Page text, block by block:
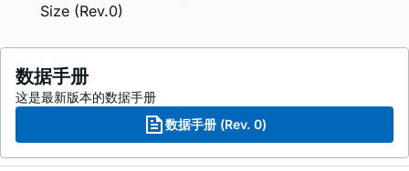
Size (Rev.0)
数据手册
这是最新版本的数据手册
数据手册 (Rev. 0)